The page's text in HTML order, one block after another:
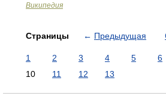
Википедия
Страницы ← Предыдущая
1 2 3 4 5 6
10
11 12 13